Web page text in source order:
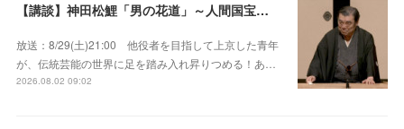
【講談】神田松鯉「男の花道」～人間国宝が男の約束を描いた大作を披露！
放送：8/29(土)21:00 他役者を目指して上京した青年
が、伝統芸能の世界に足を踏み入れ昇りつめる！あ…
2026.08.02 09:02